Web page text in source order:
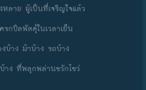
ลาย ผู้เป็นที่เจริญใจแล้ว
รกบิลพัสดุ์ในเวลาเย็น
บ้าง ม้าบ้าง รถบ้าง
าง ที่พลุกพล่านขวักไขว่